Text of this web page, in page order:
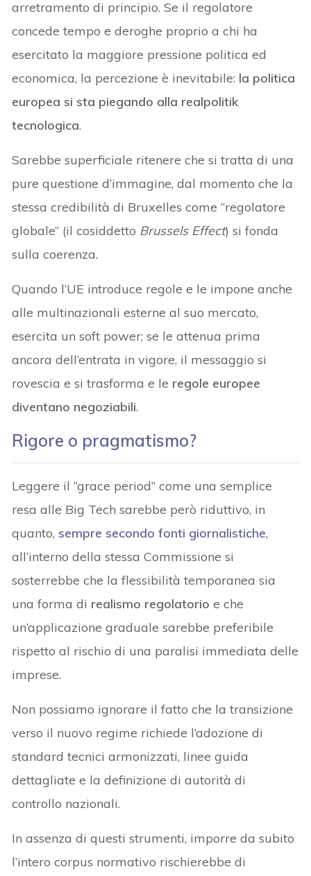
arretramento di principio. Se il regolatore
concede tempo e deroghe proprio a chi ha
esercitato la maggiore pressione politica ed
economica, la percezione è inevitabile: la politica
europea si sta piegando alla realpolitik
tecnologica.
Sarebbe superficiale ritenere che si tratta di una
pure questione d’immagine, dal momento che la
stessa credibilità di Bruxelles come “regolatore
globale” (il cosiddetto Brussels Effect) si fonda
sulla coerenza.
Quando l’UE introduce regole e le impone anche
alle multinazionali esterne al suo mercato,
esercita un soft power; se le attenua prima
ancora dell’entrata in vigore, il messaggio si
rovescia e si trasforma e le regole europee
diventano negoziabili.
Rigore o pragmatismo?
Leggere il “grace period” come una semplice
resa alle Big Tech sarebbe però riduttivo, in
quanto, sempre secondo fonti giornalistiche,
all’interno della stessa Commissione si
sosterrebbe che la flessibilità temporanea sia
una forma di realismo regolatorio e che
un’applicazione graduale sarebbe preferibile
rispetto al rischio di una paralisi immediata delle
imprese.
Non possiamo ignorare il fatto che la transizione
verso il nuovo regime richiede l’adozione di
standard tecnici armonizzati, linee guida
dettagliate e la definizione di autorità di
controllo nazionali.
In assenza di questi strumenti, imporre da subito
l’intero corpus normativo rischierebbe di